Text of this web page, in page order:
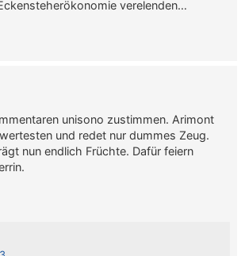
verelenden…
unisono zustimmen. Arimont
und redet nur dummes Zeug.
nun endlich Früchte. Dafür feiern